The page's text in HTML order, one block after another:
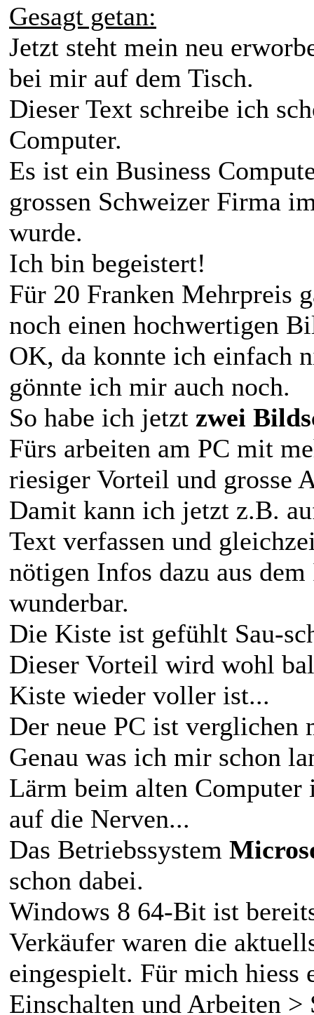
Gesagt getan:
Jetzt steht mein neu
bei mir auf dem Tisch.
Dieser Text schreibe ich
Computer.
Es ist ein Business
grossen Schweizer Firma
wurde.
Ich bin begeistert!
Für 20 Franken Mehrpreis
noch einen hochwertigen
OK, da konnte ich einfach
gönnte ich mir auch noch.
So habe ich jetzt zwei
Fürs arbeiten am PC mit
riesiger Vorteil und grosse
Damit kann ich jetzt z.B.
Text verfassen und
nötigen Infos dazu aus
wunderbar.
Die Kiste ist gefühlt Sau-
Dieser Vorteil wird wohl
Kiste wieder voller ist...
Der neue PC ist
Genau was ich mir schon
Lärm beim alten Computer
auf die Nerven...
Das Betriebssystem
schon dabei.
Windows 8 64-Bit ist
Verkäufer waren die
eingespielt. Für mich hiess
Einschalten und Arbeiten >